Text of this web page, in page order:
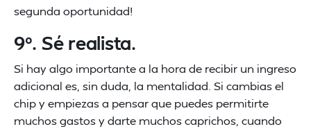
segunda oportunidad!
9º. Sé realista.
Si hay algo importante a la hora de recibir un ingreso
adicional es, sin duda, la mentalidad. Si cambias el
chip y empiezas a pensar que puedes permitirte
muchos gastos y darte muchos caprichos, cuando